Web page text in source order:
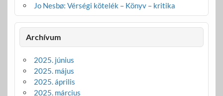
Jo Nesbø: Vérségi kötelék – Könyv – kritika
Archívum
2025. június
2025. május
2025. április
2025. március